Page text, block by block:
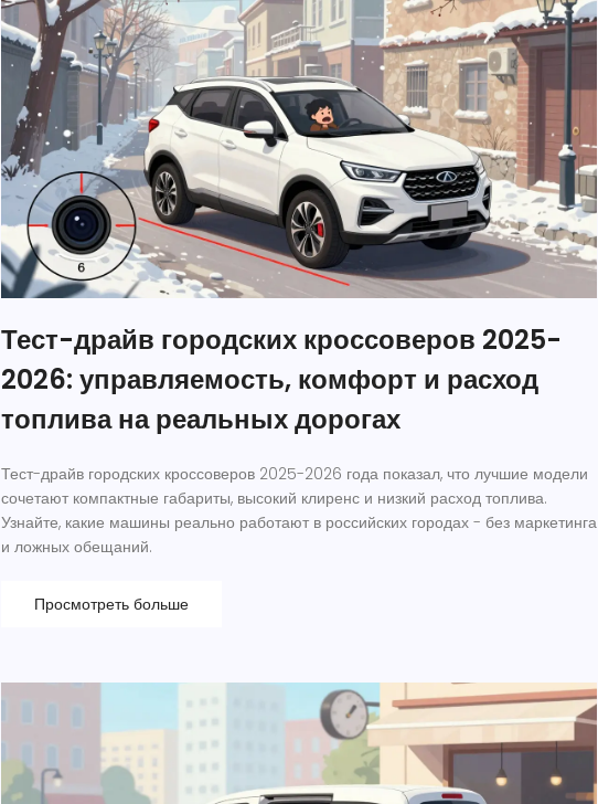
Тест-драйв городских кроссоверов 2025-
2026: управляемость, комфорт и расход
топлива на реальных дорогах
Тест-драйв городских кроссоверов 2025-2026 года показал, что лучшие модели
сочетают компактные габариты, высокий клиренс и низкий расход топлива.
Узнайте, какие машины реально работают в российских городах - без маркетинга
и ложных обещаний.
Просмотреть больше